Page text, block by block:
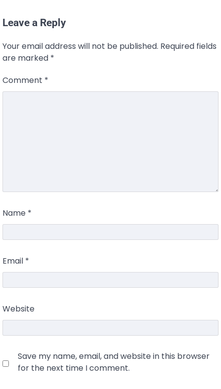
Leave a Reply
Your email address will not be published. Required fields
are marked *
Comment *
Name *
Email *
Website
Save my name, email, and website in this browser
for the next time I comment.